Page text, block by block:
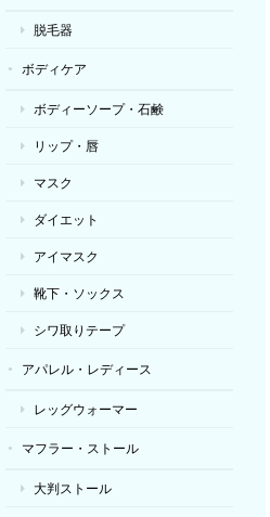
脱毛器
ボディケア
ボディーソープ・石鹸
リップ・唇
マスク
ダイエット
アイマスク
靴下・ソックス
シワ取りテープ
アパレル・レディース
レッグウォーマー
マフラー・ストール
大判ストール